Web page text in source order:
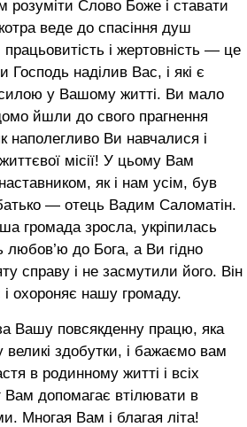
розуміти Слово Боже і ставати
веде до спасіння душ
і жертовність — це
Господь наділив Вас, і які є
у Вашому житті. Ви мало
йшли до свого прагнення
наполегливо Ви навчалися і
місії! У цьому Вам
як і нам усім, був
— отець Вадим Саломатін.
громада зросла, укріпилась
любов’ю до Бога, а Ви гідно
справу і не засмутили його. Він
і охороняє нашу громаду.
Вашу повсякденну працю, яка
великі здобутки, і бажаємо вам
в родинному житті і всіх
допомагає втілювати в
Многая Вам і благая літа!